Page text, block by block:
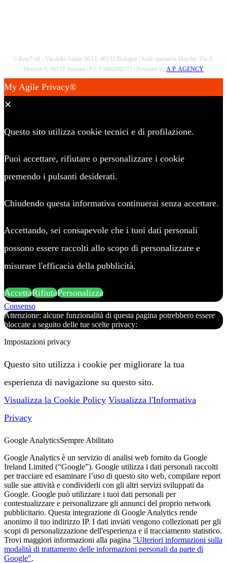
© Rete7 srl - Via della Salute 16/11, 40132 Bologna | Sede operativa Marche: Via A.
Merloni 9, 60131 Ancona | P.I. 03469390375 | Powered by A.P. AGENCY
My Agile Privacy®
✕
Questo sito utilizza cookie tecnici e di profilazione.
Puoi accettare, rifiutare o personalizzare i cookie
premendo i pulsanti desiderati.
Chiudendo questa informativa continuerai senza accettare.
Accettando, sei consapevole che i tuoi dati personali
possono essere raccolti allo scopo di personalizzare e
misurare l'efficacia della pubblicità.
AccettaRifiutaPersonalizza
Consenso
Attenzione: alcune funzionalità di questa pagina potrebbero essere
bloccate a seguito delle tue scelte privacy:
Impostazioni privacy
Questo sito utilizza i cookie per migliorare la tua
esperienza di navigazione su questo sito.
Visualizza la Cookie Policy Visualizza l'Informativa
Privacy
Google AnalyticsSempre Abilitato
Google Analytics è un servizio di analisi web fornito da Google
Ireland Limited (“Google”). Google utilizza i dati personali raccolti
per tracciare ed esaminare l’uso di questo sito web, compilare report
sulle sue attività e condividerli con gli altri servizi sviluppati da
Google. Google può utilizzare i tuoi dati personali per
contestualizzare e personalizzare gli annunci del proprio network
pubblicitario. Questa integrazione di Google Analytics rende
anonimo il tuo indirizzo IP. I dati inviati vengono collezionati per gli
scopi di personalizzazione dell'esperienza e il tracciamento statistico.
Trovi maggiori informazioni alla pagina "Ulteriori informazioni sulla
modalità di trattamento delle informazioni personali da parte di
Google".